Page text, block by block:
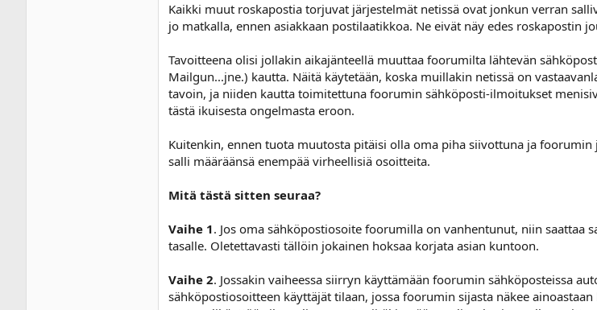
Kaikki muut roskapostia torjuvat järjestelmät netissä ovat jonkun verran
jo matkalla, ennen asiakkaan postilaatikkoa. Ne eivät näy edes roskapostin
Tavoitteena olisi jollakin aikajänteellä muuttaa foorumilta lähtevän
Mailgun...jne.) kautta. Näitä käytetään, koska muillakin netissä on
tavoin, ja niiden kautta toimitettuna foorumin sähköposti-ilmoitukset
tästä ikuisesta ongelmasta eroon.
Kuitenkin, ennen tuota muutosta pitäisi olla oma piha siivottuna ja
salli määräänsä enempää virheellisiä osoitteita.
Mitä tästä sitten seuraa?
Vaihe 1. Jos oma sähköpostiosoite foorumilla on vanhentunut, niin saattaa
tasalle. Oletettavasti tällöin jokainen hoksaa korjata asian kuntoon.
Vaihe 2. Jossakin vaiheessa siirryn käyttämään foorumin sähköposteissa
sähköpostiosoitteen käyttäjät tilaan, jossa foorumin sijasta näkee